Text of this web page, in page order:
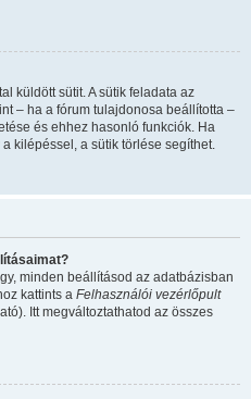
küldött sütit. A sütik feladata az
– ha a fórum tulajdonosa beállította –
és ehhez hasonló funkciók. Ha
kilépéssel, a sütik törlése segíthet.
minden beállításod az adatbázisban
kattints a Felhasználói vezérlőpult
Itt megváltoztathatod az összes